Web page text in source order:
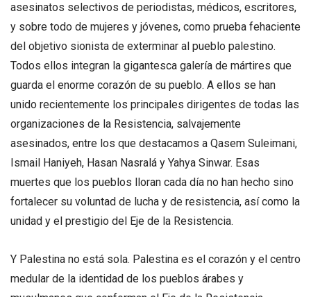
asesinatos selectivos de periodistas, médicos, escritores,
y sobre todo de mujeres y jóvenes, como prueba fehaciente
del objetivo sionista de exterminar al pueblo palestino.
Todos ellos integran la gigantesca galería de mártires que
guarda el enorme corazón de su pueblo. A ellos se han
unido recientemente los principales dirigentes de todas las
organizaciones de la Resistencia, salvajemente
asesinados, entre los que destacamos a Qasem Suleimani,
Ismail Haniyeh, Hasan Nasralá y Yahya Sinwar. Esas
muertes que los pueblos lloran cada día no han hecho sino
fortalecer su voluntad de lucha y de resistencia, así como la
unidad y el prestigio del Eje de la Resistencia.
Y Palestina no está sola. Palestina es el corazón y el centro
medular de la identidad de los pueblos árabes y